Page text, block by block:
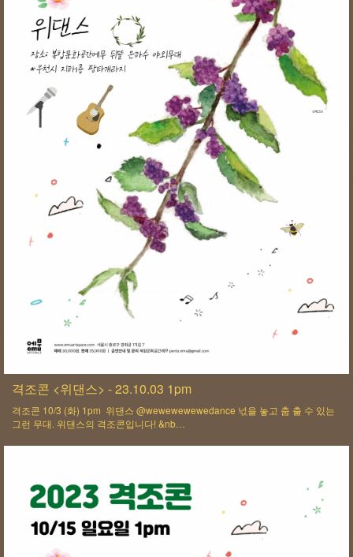
격조콘 <위댄스> - 23.10.03 1pm
격조콘 10/3 (화) 1pm 위댄스 @wewewewewedance 넋을 놓고 춤 출 수 있는
그런 무대. 위댄스의 격조콘입니다! &nb…